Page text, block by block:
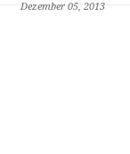
Dezember 05, 2013